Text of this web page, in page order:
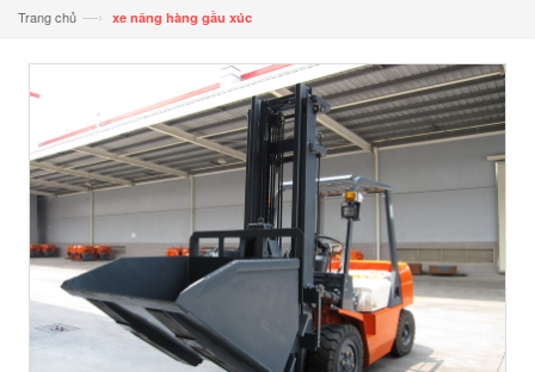
Trang chủ —› xe nâng hàng gầu xúc